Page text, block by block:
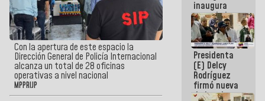
Con la apertura de este espacio la
Dirección General de Policía Internacional
alcanza un total de 28 oficinas
operativas a nivel nacional
MPPRIJP
inaugura
casa de los
Abuelos
Primavera
en Caracas
Presidenta
(E) Delcy
Rodríguez
firmó nueva
de Ley de